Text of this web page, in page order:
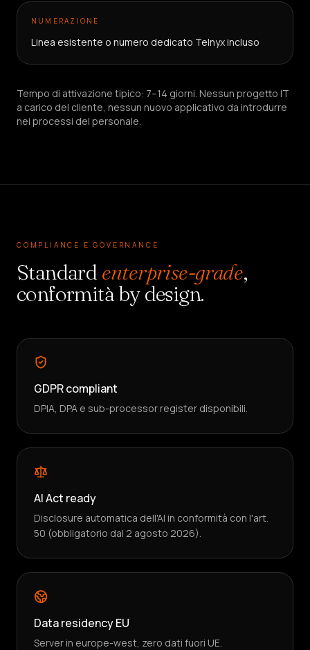
NUMERAZIONE
Linea esistente o numero dedicato Telnyx incluso
Tempo di attivazione tipico: 7–14 giorni. Nessun progetto IT
a carico del cliente, nessun nuovo applicativo da introdurre
nei processi del personale.
COMPLIANCE E GOVERNANCE
Standard enterprise-grade,
conformità by design.
GDPR compliant
DPIA, DPA e sub-processor register disponibili.
AI Act ready
Disclosure automatica dell'AI in conformità con l'art.
50 (obbligatorio dal 2 agosto 2026).
Data residency EU
Server in europe-west, zero dati fuori UE.